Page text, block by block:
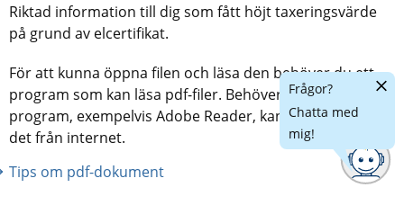
Riktad information till dig som fått höjt taxeringsvärde
på grund av elcertifikat.
För att kunna öppna filen och läsa den behöver du ett
program som kan läsa pdf-filer. Behöver du installera ett
program, exempelvis Adobe Reader, kan du ladda ner
det från internet.
Tips om pdf-dokument
Frågor?
Chatta med
mig!
Dölj